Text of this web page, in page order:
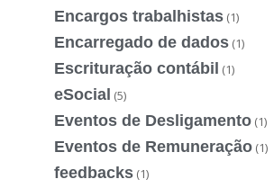
Encargos trabalhistas (1)
Encarregado de dados (1)
Escrituração contábil (1)
eSocial (5)
Eventos de Desligamento (1)
Eventos de Remuneração (1)
feedbacks (1)